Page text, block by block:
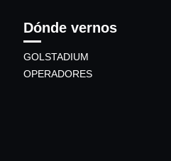
Dónde vernos
GOLSTADIUM
OPERADORES